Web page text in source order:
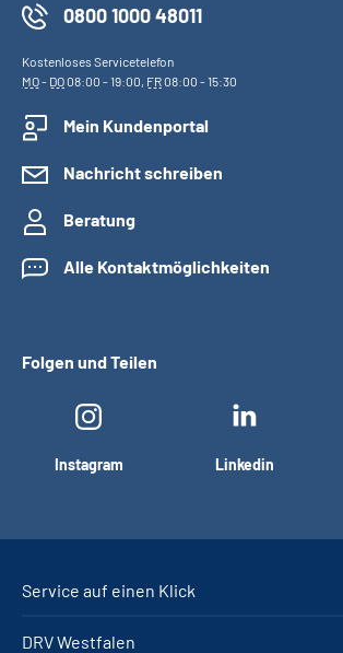
0800 1000 48011
Kostenloses Servicetelefon
MO- DO08:00 - 19:00, FR08:00 - 15:30
Mein Kundenportal
Nachricht schreiben
Beratung
Alle Kontaktmöglichkeiten
Folgen und Teilen
Instagram Linkedin
Service auf einen Klick
DRV Westfalen